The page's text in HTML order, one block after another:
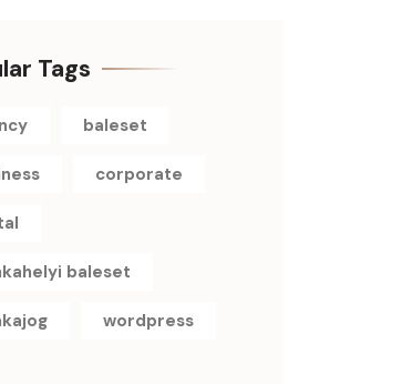
Tags
baleset
corporate
baleset
wordpress